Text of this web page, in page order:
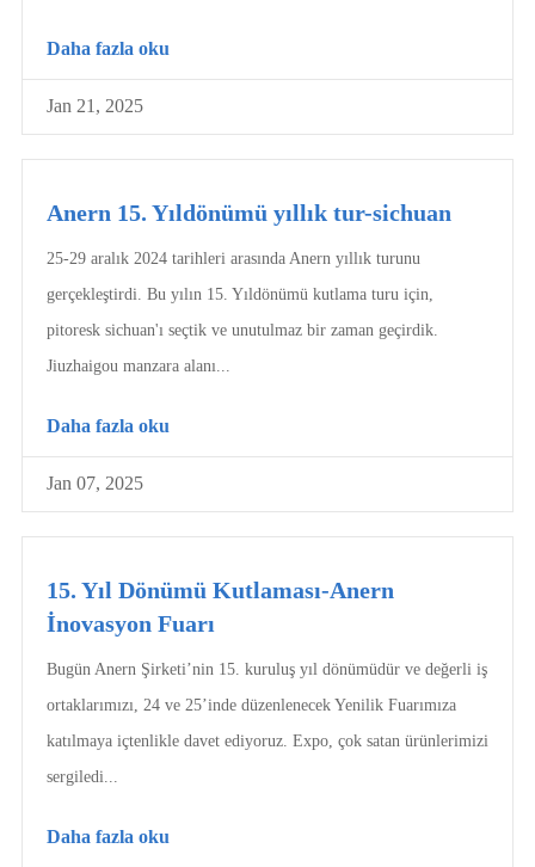
Daha fazla oku
Jan 21, 2025
Anern 15. Yıldönümü yıllık tur-sichuan
25-29 aralık 2024 tarihleri arasında Anern yıllık turunu
gerçekleştirdi. Bu yılın 15. Yıldönümü kutlama turu için,
pitoresk sichuan'ı seçtik ve unutulmaz bir zaman geçirdik.
Jiuzhaigou manzara alanı...
Daha fazla oku
Jan 07, 2025
15. Yıl Dönümü Kutlaması-Anern
İnovasyon Fuarı
Bugün Anern Şirketi’nin 15. kuruluş yıl dönümüdür ve değerli iş
ortaklarımızı, 24 ve 25’inde düzenlenecek Yenilik Fuarımıza
katılmaya içtenlikle davet ediyoruz. Expo, çok satan ürünlerimizi
sergiledi...
Daha fazla oku